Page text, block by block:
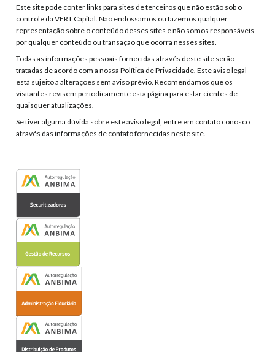
Este site pode conter links para sites de terceiros que não estão sob o
controle da VERT Capital. Não endossamos ou fazemos qualquer
representação sobre o conteúdo desses sites e não somos responsáveis
por qualquer conteúdo ou transação que ocorra nesses sites.
Todas as informações pessoais fornecidas através deste site serão
tratadas de acordo com a nossa Política de Privacidade. Este aviso legal
está sujeito a alterações sem aviso prévio. Recomendamos que os
visitantes revisem periodicamente esta página para estar cientes de
quaisquer atualizações.
Se tiver alguma dúvida sobre este aviso legal, entre em contato conosco
através das informações de contato fornecidas neste site.